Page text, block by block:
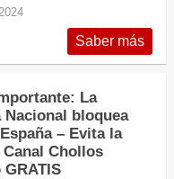
Saber más
La
Nacional bloquea
– Evita la
Chollos